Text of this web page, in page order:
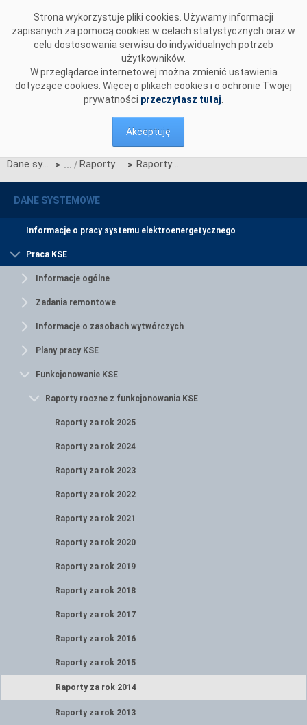
Strona wykorzystuje pliki cookies. Używamy informacji
zapisanych za pomocą cookies w celach statystycznych oraz w
celu dostosowania serwisu do indywidualnych potrzeb
użytkowników.
W przeglądarce internetowej można zmienić ustawienia
dotyczące cookies. Więcej o plikach cookies i o ochronie Twojej
prywatności przeczytasz tutaj
Akceptuję
Dane systemowe > Raporty roczne z funkcjonowania KSE > Raporty za rok 2014
DANE SYSTEMOWE
Informacje o pracy systemu elektroenergetycznego
Praca KSE
Informacje ogólne
Zadania remontowe
Informacje o zasobach wytwórczych
Plany pracy KSE
Funkcjonowanie KSE
Raporty roczne z funkcjonowania KSE
Raporty za rok 2025
Raporty za rok 2024
Raporty za rok 2023
Raporty za rok 2022
Raporty za rok 2021
Raporty za rok 2020
Raporty za rok 2019
Raporty za rok 2018
Raporty za rok 2017
Raporty za rok 2016
Raporty za rok 2015
Raporty za rok 2014
Raporty za rok 2013